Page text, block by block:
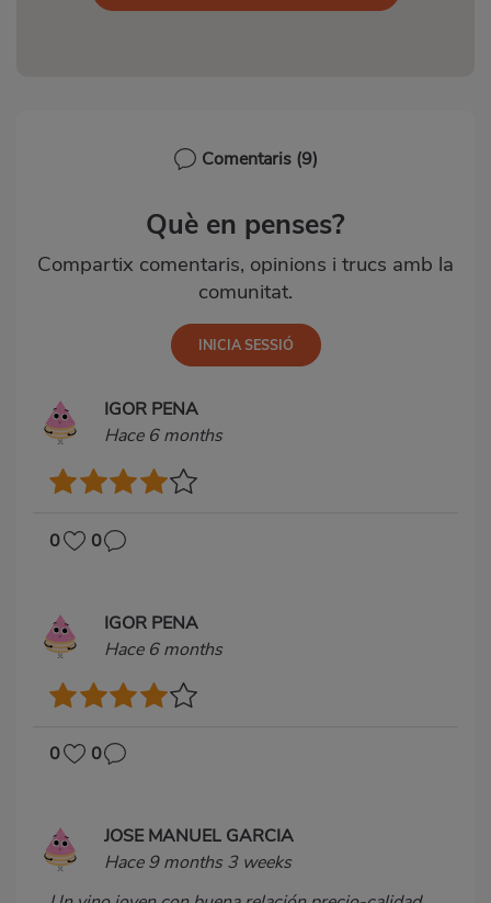
Comentaris (9)
Què en penses?
Compartix comentaris, opinions i trucs amb la
comunitat.
IGOR PENA
Hace 6 months
0 0
IGOR PENA
Hace 6 months
0 0
JOSE MANUEL GARCIA
Hace 9 months 3 weeks